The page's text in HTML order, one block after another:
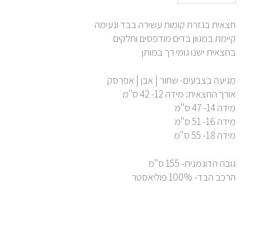
חצאית בגזרת קומות עשירה בבד ונעימה
קיימת במגוון בדים מודפסים וחלקים
בחצאית ישנו גומי רך במותן
מגיעה בצבעים- שחור | אבן | אפרסק
אורך החצאית: מידה 12- 42 ס"מ
מידה 14- 47 ס"מ
מידה 16- 51 ס"מ
מידה 18- 55 ס"מ
גובה הדוגמנית- 155 ס"מ
הרכב הבד- 100% פוליאסטר